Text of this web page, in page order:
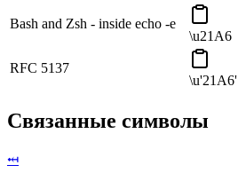
Bash and Zsh - inside echo -e
\u21A6
RFC 5137
\u'21A6'
Связанные символы
⤟